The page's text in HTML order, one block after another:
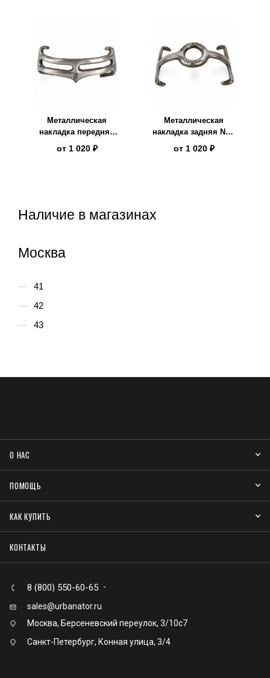
Металлическая
накладка передняя
New Rock
от 1 020 ₽
Металлическая
накладка задняя New
от 1 020 ₽
Наличие в магазинах
Москва
41
42
43
О НАС
ПОМОЩЬ
КАК КУПИТЬ
КОНТАКТЫ
8 (800) 550-60-65
sales@urbanator.ru
Москва, Берсеневский переулок, 3/10с7
Санкт-Петербург, Конная улица, 3/4